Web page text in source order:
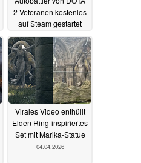
2-Veteranen kostenlos
auf Steam gestartet
08.05.2026
Virales Video enthüllt
Elden Ring-inspiriertes
Set mit Marika-Statue
04.04.2026